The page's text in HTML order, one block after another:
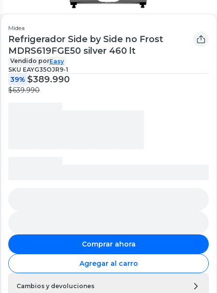
Midea
Refrigerador Side by Side no Frost
MDRS619FGE50 silver 460 lt
Vendido porEasy
SKU EAYG35OJR9-1
39% $389.990
$639.990
Comprar ahora
Agregar al carro
Cambios y devoluciones